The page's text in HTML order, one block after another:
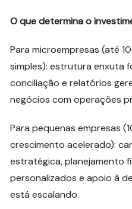
O que determina o
Para microempresas (até
simples): estrutura enxuta
conciliação e relatórios
negócios com operações
Para pequenas empresas
crescimento acelerado):
estratégica, planejamento
personalizados e apoio à
está escalando.